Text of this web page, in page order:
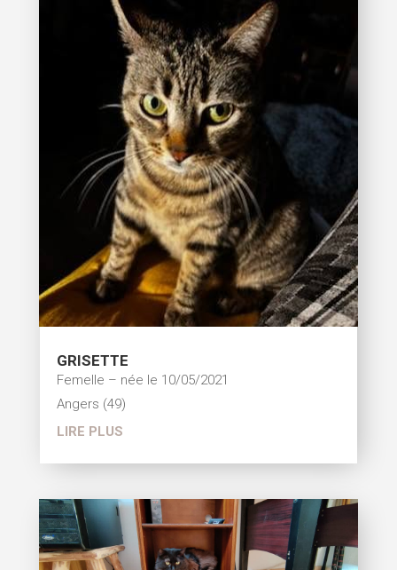
GRISETTE
Femelle – née le 10/05/2021
Angers (49)
LIRE PLUS